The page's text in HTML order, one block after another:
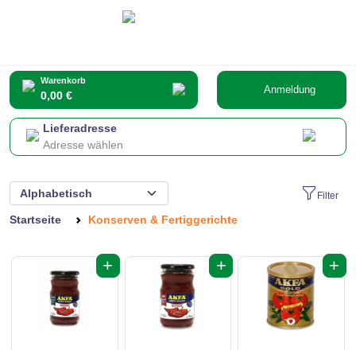
Warenkorb
0,00 € Anmeldung
Lieferadresse
Adresse wählen
Filter
Startseite Konserven & Fertiggerichte
+ + +